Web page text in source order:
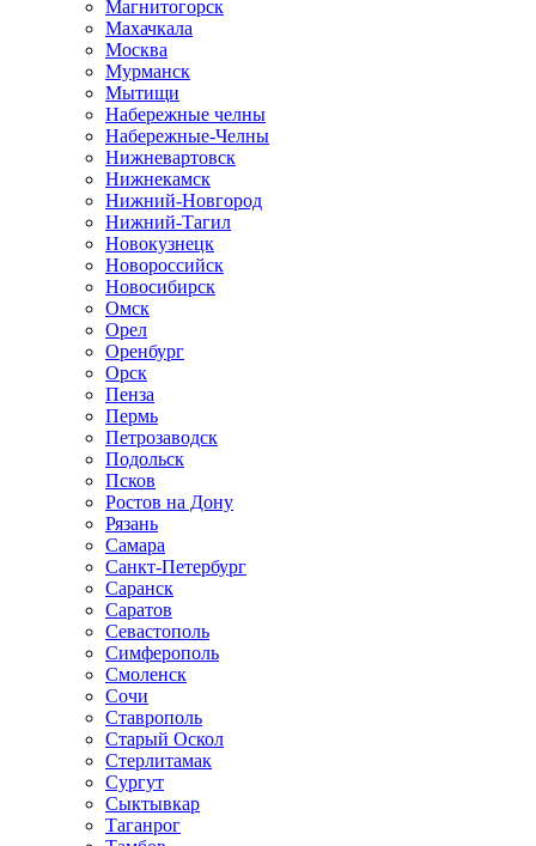
Магнитогорск
Махачкала
Москва
Мурманск
Мытищи
Набережные челны
Набережные-Челны
Нижневартовск
Нижнекамск
Нижний-Новгород
Нижний-Тагил
Новокузнецк
Новороссийск
Новосибирск
Омск
Орел
Оренбург
Орск
Пенза
Пермь
Петрозаводск
Подольск
Псков
Ростов на Дону
Рязань
Самара
Санкт-Петербург
Саранск
Саратов
Севастополь
Симферополь
Смоленск
Сочи
Ставрополь
Старый Оскол
Стерлитамак
Сургут
Сыктывкар
Таганрог